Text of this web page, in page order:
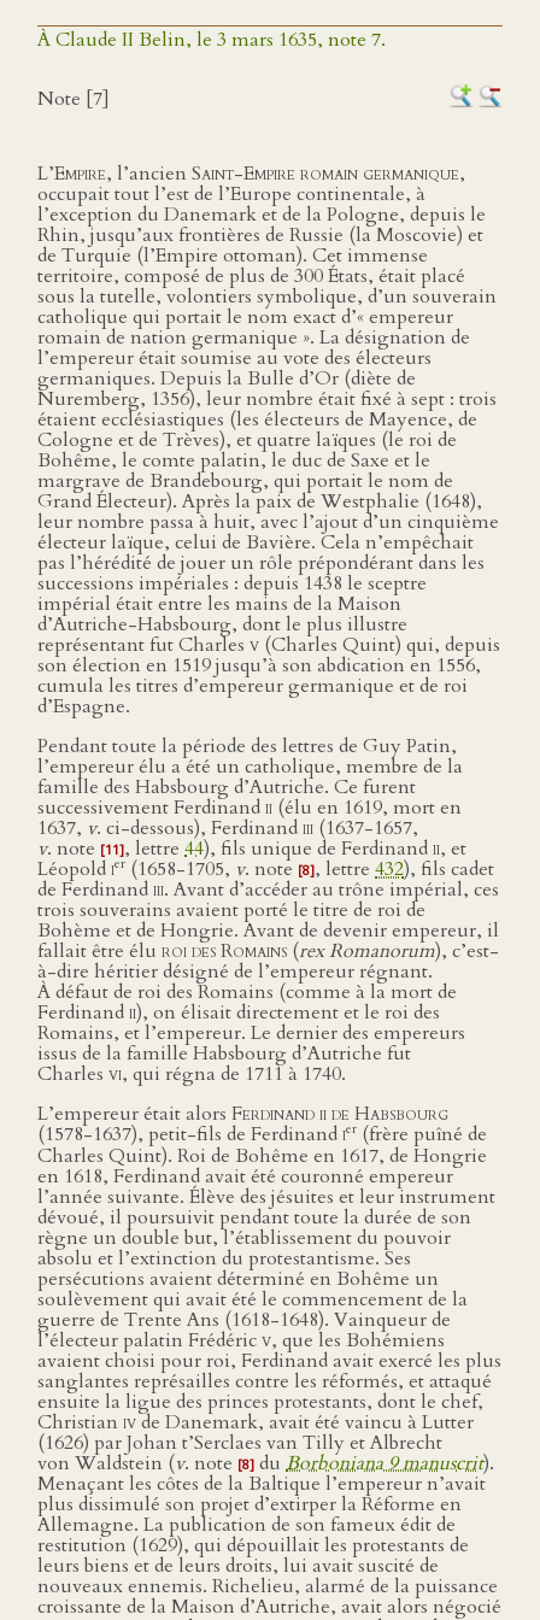
À Claude II Belin, le 3 mars 1635, note 7.
Note [7]
L’Empire, l’ancien Saint-Empire romain germanique,
occupait tout l’est de l’Europe continentale, à
l’exception du Danemark et de la Pologne, depuis le
Rhin, jusqu’aux frontières de Russie (la Moscovie) et
de Turquie (l’Empire ottoman). Cet immense
territoire, composé de plus de 300 États, était placé
sous la tutelle, volontiers symbolique, d’un souverain
catholique qui portait le nom exact d’« empereur
romain de nation germanique ». La désignation de
l’empereur était soumise au vote des électeurs
germaniques. Depuis la Bulle d’Or (diète de
Nuremberg, 1356), leur nombre était fixé à sept : trois
étaient ecclésiastiques (les électeurs de Mayence, de
Cologne et de Trèves), et quatre laïques (le roi de
Bohême, le comte palatin, le duc de Saxe et le
margrave de Brandebourg, qui portait le nom de
Grand Électeur). Après la paix de Westphalie (1648),
leur nombre passa à huit, avec l’ajout d’un cinquième
électeur laïque, celui de Bavière. Cela n’empêchait
pas l’hérédité de jouer un rôle prépondérant dans les
successions impériales : depuis 1438 le sceptre
impérial était entre les mains de la Maison
d’Autriche-Habsbourg, dont le plus illustre
représentant fut Charles v (Charles Quint) qui, depuis
son élection en 1519 jusqu’à son abdication en 1556,
cumula les titres d’empereur germanique et de roi
d’Espagne.
Pendant toute la période des lettres de Guy Patin,
l’empereur élu a été un catholique, membre de la
famille des Habsbourg d’Autriche. Ce furent
successivement Ferdinandii (élu en 1619, mort en
1637, v. ci-dessous), Ferdinandiii (1637-1657,
v. note [11], lettre 44), fils unique de Ferdinandii, et
Léopoldier (1658-1705, v. note [8], lettre 432), fils cadet
de Ferdinandiii. Avant d’accéder au trône impérial, ces
trois souverains avaient porté le titre de roi de
Bohème et de Hongrie. Avant de devenir empereur, il
fallait être élu roi des Romains (rex Romanorum), c’est-
à-dire héritier désigné de l’empereur régnant.
À défaut de roi des Romains (comme à la mort de
Ferdinandii), on élisait directement et le roi des
Romains, et l’empereur. Le dernier des empereurs
issus de la famille Habsbourg d’Autriche fut
Charles vi, qui régna de 1711 à 1740.
L’empereur était alors Ferdinand ii de Habsbourg
(1578-1637), petit-fils de Ferdinandier (frère puîné de
Charles Quint). Roi de Bohême en 1617, de Hongrie
en 1618, Ferdinand avait été couronné empereur
l’année suivante. Élève des jésuites et leur instrument
dévoué, il poursuivit pendant toute la durée de son
règne un double but, l’établissement du pouvoir
absolu et l’extinction du protestantisme. Ses
persécutions avaient déterminé en Bohême un
soulèvement qui avait été le commencement de la
guerre de Trente Ans (1618-1648). Vainqueur de
l’électeur palatin Frédéricv, que les Bohémiens
avaient choisi pour roi, Ferdinand avait exercé les plus
sanglantes représailles contre les réformés, et attaqué
ensuite la ligue des princes protestants, dont le chef,
Christian ivde Danemark, avait été vaincu à Lutter
(1626) par Johan t’Serclaes van Tilly et Albrecht
von Waldstein (v. note [8] du Borboniana 9 manuscrit).
Menaçant les côtes de la Baltique l’empereur n’avait
plus dissimulé son projet d’extirper la Réforme en
Allemagne. La publication de son fameux édit de
restitution (1629), qui dépouillait les protestants de
leurs biens et de leurs droits, lui avait suscité de
nouveaux ennemis. Richelieu, alarmé de la puissance
croissante de la Maison d’Autriche, avait alors négocié